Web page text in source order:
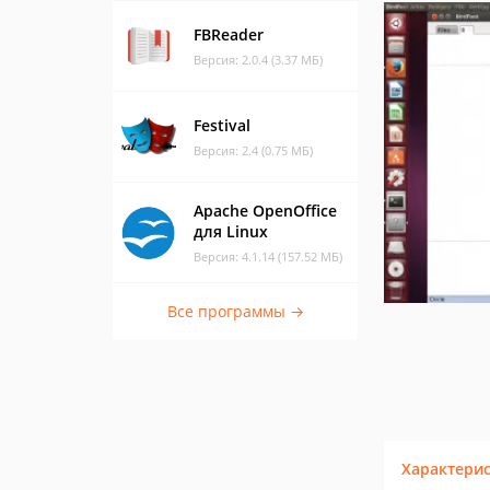
FBReader
Версия: 2.0.4 (3.37 МБ)
Festival
Версия: 2.4 (0.75 МБ)
Apache OpenOffice
для Linux
Версия: 4.1.14 (157.52 МБ)
Все программы →